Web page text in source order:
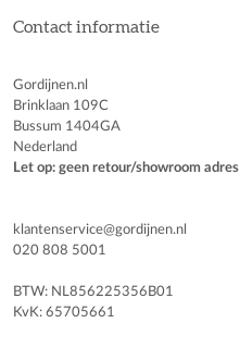
Contact informatie
Gordijnen.nl
Brinklaan 109C
Bussum 1404GA
Nederland
Let op: geen retour/showroom adres
klantenservice@gordijnen.nl
020 808 5001
BTW: NL856225356B01
KvK: 65705661